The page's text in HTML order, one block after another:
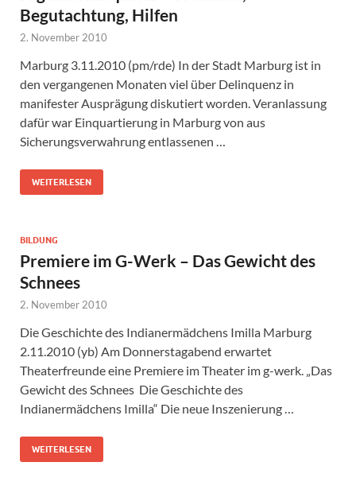
Begutachtung, Hilfen
2. November 2010
Marburg 3.11.2010 (pm/rde) In der Stadt Marburg ist in
den vergangenen Monaten viel über Delinquenz in
manifester Ausprägung diskutiert worden. Veranlassung
dafür war Einquartierung in Marburg von aus
Sicherungsverwahrung entlassenen …
WEITERLESEN
BILDUNG
Premiere im G-Werk – Das Gewicht des
Schnees
2. November 2010
Die Geschichte des Indianermädchens Imilla Marburg
2.11.2010 (yb) Am Donnerstagabend erwartet
Theaterfreunde eine Premiere im Theater im g-werk. „Das
Gewicht des Schnees Die Geschichte des
Indianermädchens Imilla“ Die neue Inszenierung …
WEITERLESEN